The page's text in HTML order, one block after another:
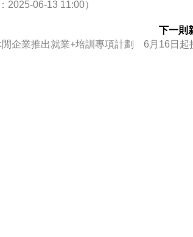
2025-06-13 11:00）
下一則
閒企業推出就業+培訓專項計劃 6月16日起